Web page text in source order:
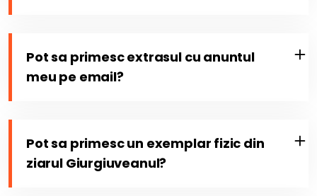
Pot sa primesc extrasul cu anuntul
meu pe email?
Pot sa primesc un exemplar fizic din
ziarul Giurgiuveanul?